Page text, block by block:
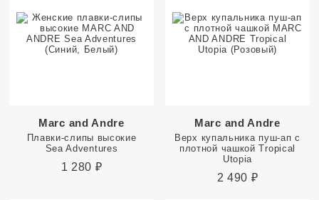
Marc and Andre
Плавки-слипы высокие
Sea Adventures
1 280 ₽
Marc and Andre
Верх купальника пуш-ап с
плотной чашкой Tropical
Utopia
2 490 ₽